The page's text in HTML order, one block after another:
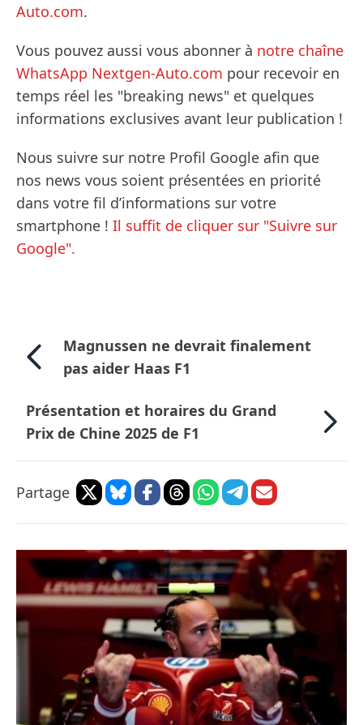
Auto.com.
Vous pouvez aussi vous abonner à notre chaîne
WhatsApp Nextgen-Auto.com pour recevoir en
temps réel les "breaking news" et quelques
informations exclusives avant leur publication !
Nous suivre sur notre Profil Google afin que
nos news vous soient présentées en priorité
dans votre fil d’informations sur votre
smartphone ! Il suffit de cliquer sur "Suivre sur
Google".
Magnussen ne devrait finalement
pas aider Haas F1
Présentation et horaires du Grand
Prix de Chine 2025 de F1
Partage